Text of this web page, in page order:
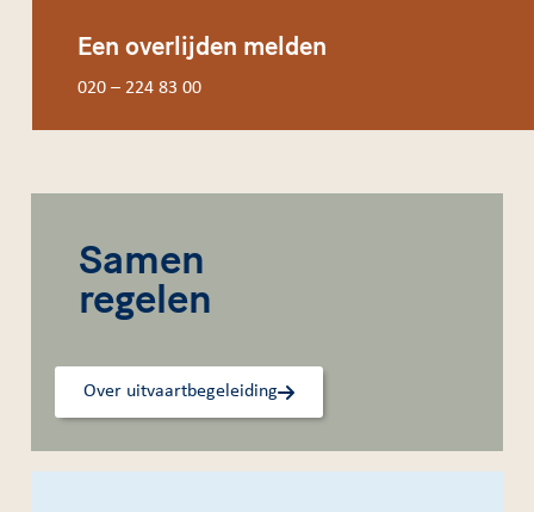
Een overlijden melden
020 – 224 83 00
Samen
regelen
Over uitvaartbegeleiding